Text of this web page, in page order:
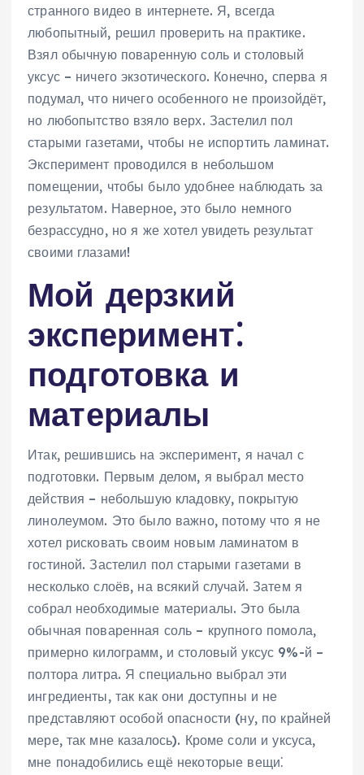
странного видео в интернете. Я, всегда
любопытный, решил проверить на практике.
Взял обычную поваренную соль и столовый
уксус – ничего экзотического. Конечно, сперва я
подумал, что ничего особенного не произойдёт,
но любопытство взяло верх. Застелил пол
старыми газетами, чтобы не испортить ламинат.
Эксперимент проводился в небольшом
помещении, чтобы было удобнее наблюдать за
результатом. Наверное, это было немного
безрассудно, но я же хотел увидеть результат
своими глазами!
Мой дерзкий
эксперимент⁚
подготовка и
материалы
Итак, решившись на эксперимент, я начал с
подготовки. Первым делом, я выбрал место
действия – небольшую кладовку, покрытую
линолеумом. Это было важно, потому что я не
хотел рисковать своим новым ламинатом в
гостиной. Застелил пол старыми газетами в
несколько слоёв, на всякий случай. Затем я
собрал необходимые материалы. Это была
обычная поваренная соль – крупного помола,
примерно килограмм, и столовый уксус 9%-й –
полтора литра. Я специально выбрал эти
ингредиенты, так как они доступны и не
представляют особой опасности (ну, по крайней
мере, так мне казалось). Кроме соли и уксуса,
мне понадобились ещё некоторые вещи⁚